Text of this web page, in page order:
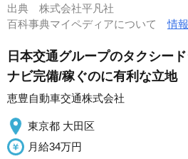
出典 株式会社平凡社
百科事典マイペディアについて情報
日本交通グループのタクシー
ナビ完備/稼ぐのに有利な立地
恵豊自動車交通株式会社
東京都 大田区
月給34万円